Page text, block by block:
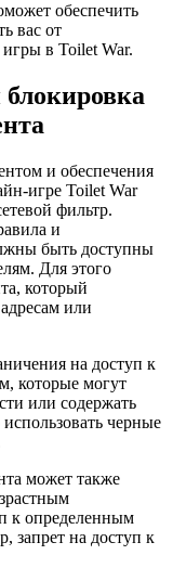
обеспечить
вас от
в Toilet War.
и обеспечения
игре Toilet War
фильтр.
и
быть доступны
Для этого
который
или
на доступ к
которые могут
или содержать
черные
может также
к определенным
запрет на доступ к